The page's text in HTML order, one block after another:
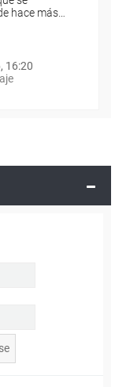
hace más…
16:20